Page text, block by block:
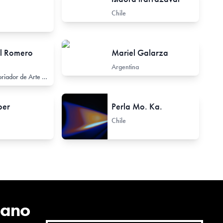
Chile
Romero
de Arte Contemporáneo
Mariel Galarza
Argentina
Perla Mo. Ka.
Chile